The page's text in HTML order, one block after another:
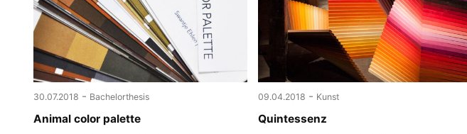
30.07.2018 - Bachelorthesis
Animal color palette
09.04.2018 - Kunst
Quintessenz